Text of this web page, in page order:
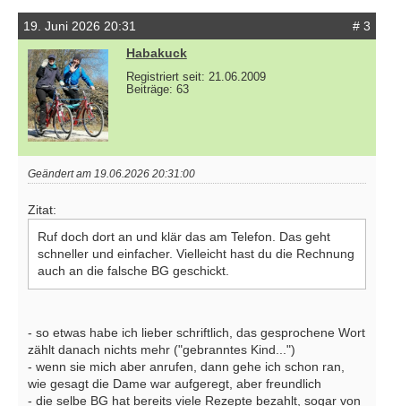
19. Juni 2026 20:31
# 3
Habakuck
Registriert seit: 21.06.2009
Beiträge: 63
Geändert am 19.06.2026 20:31:00
Zitat:
Ruf doch dort an und klär das am Telefon. Das geht
schneller und einfacher. Vielleicht hast du die Rechnung
auch an die falsche BG geschickt.
- so etwas habe ich lieber schriftlich, das gesprochene Wort
zählt danach nichts mehr ("gebranntes Kind...")
- wenn sie mich aber anrufen, dann gehe ich schon ran,
wie gesagt die Dame war aufgeregt, aber freundlich
- die selbe BG hat bereits viele Rezepte bezahlt, sogar von